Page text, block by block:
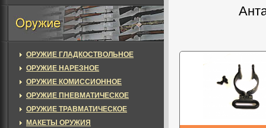
ОРУЖИЕ ГЛАДКОСТВОЛЬНОЕ
ОРУЖИЕ НАРЕЗНОЕ
ОРУЖИЕ КОМИССИОННОЕ
ОРУЖИЕ ПНЕВМАТИЧЕСКОЕ
ОРУЖИЕ ТРАВМАТИЧЕСКОЕ
МАКЕТЫ ОРУЖИЯ